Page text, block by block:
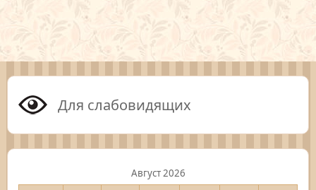
Для слабовидящих
Август 2026